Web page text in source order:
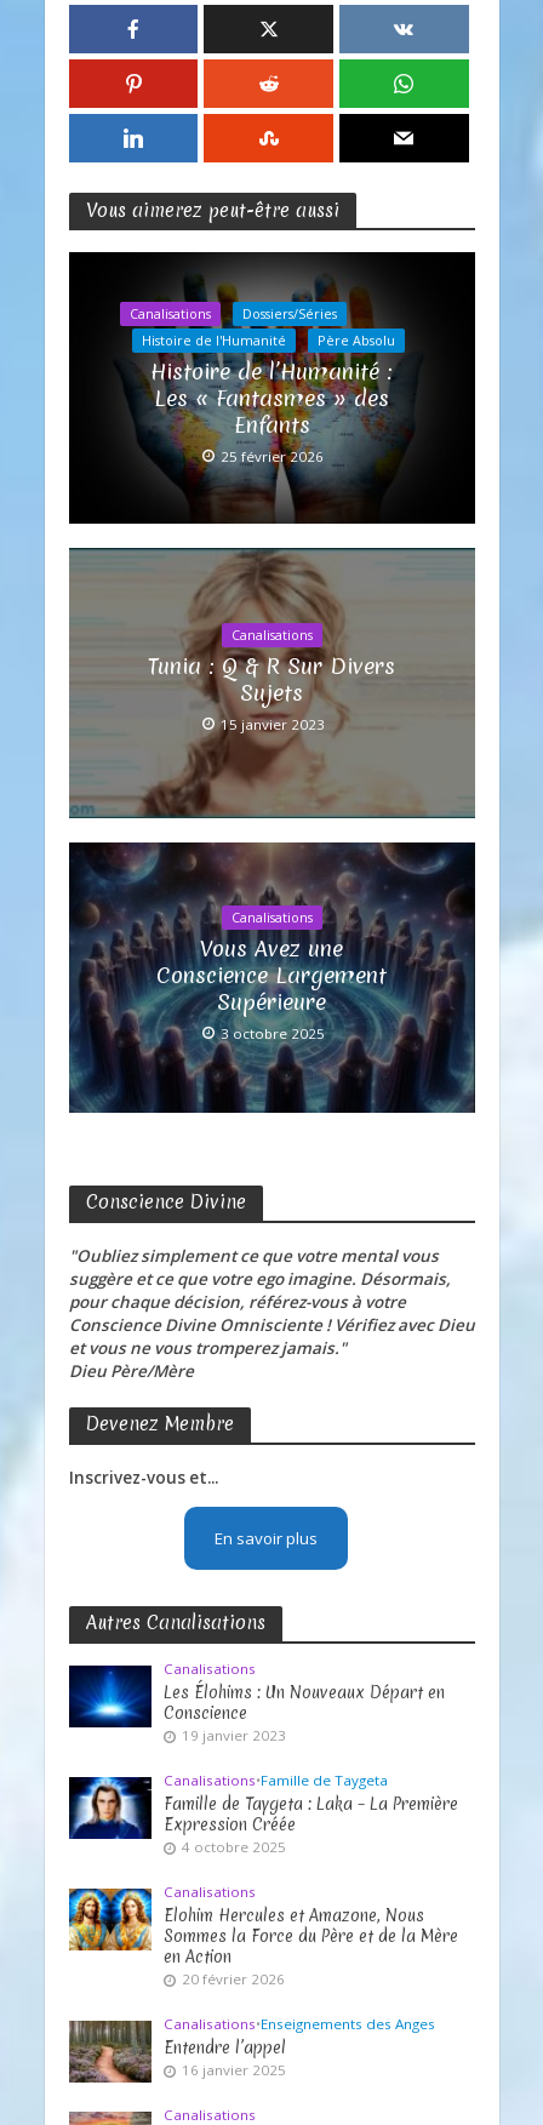
Vous aimerez peut-être aussi
Canalisations
Dossiers/Séries
Histoire de l'Humanité
Père Absolu
Histoire de l’Humanité :
Les « Fantasmes » des
Enfants
25 février 2026
Canalisations
Tunia : Q & R Sur Divers
Sujets
15 janvier 2023
Canalisations
Vous Avez une
Conscience Largement
Supérieure
3 octobre 2025
Conscience Divine
"Oubliez simplement ce que votre mental vous
suggère et ce que votre ego imagine. Désormais,
pour chaque décision, référez-vous à votre
Conscience Divine Omnisciente ! Vérifiez avec Dieu
et vous ne vous tromperez jamais."
Dieu Père/Mère
Devenez Membre
Inscrivez-vous et...
En savoir plus
Autres Canalisations
Canalisations
Les Élohims : Un Nouveaux Départ en
Conscience
19 janvier 2023
Canalisations•Famille de Taygeta
Famille de Taygeta : Laka – La Première
Expression Créée
4 octobre 2025
Canalisations
Elohim Hercules et Amazone, Nous
Sommes la Force du Père et de la Mère
en Action
20 février 2026
Canalisations•Enseignements des Anges
Entendre l’appel
16 janvier 2025
Canalisations